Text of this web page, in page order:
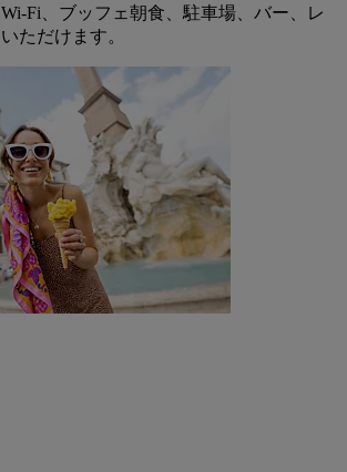
Fi、ブッフェ朝食、駐車場、バー、レ
ただけます。